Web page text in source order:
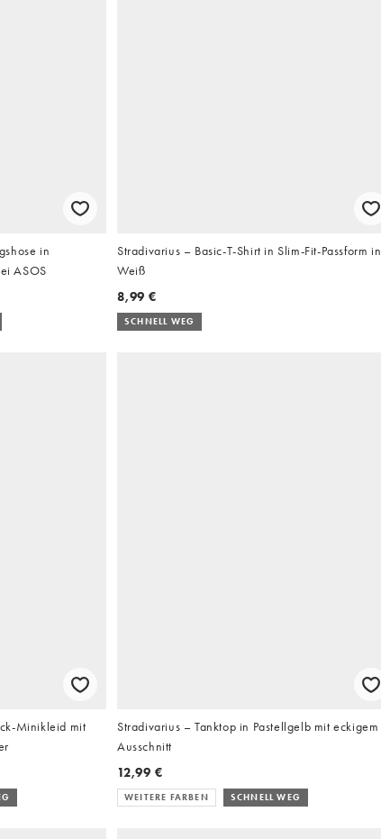
in
ASOS
Stradivarius – Basic-T-Shirt in Slim-Fit-Passform in
Weiß
8,99 €
SCHNELL WEG
Minikleid mit
Stradivarius – Tanktop in Pastellgelb mit eckigem
Ausschnitt
12,99 €
WEITERE FARBEN SCHNELL WEG